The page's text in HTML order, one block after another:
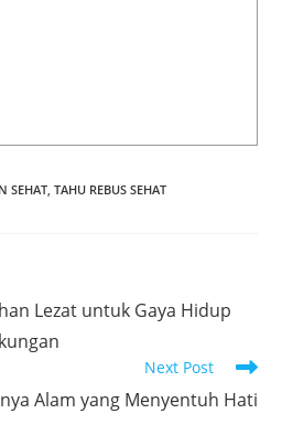
SEHAT, TAHU REBUS SEHAT
Lezat untuk Gaya Hidup
Next Post
Alam yang Menyentuh Hati